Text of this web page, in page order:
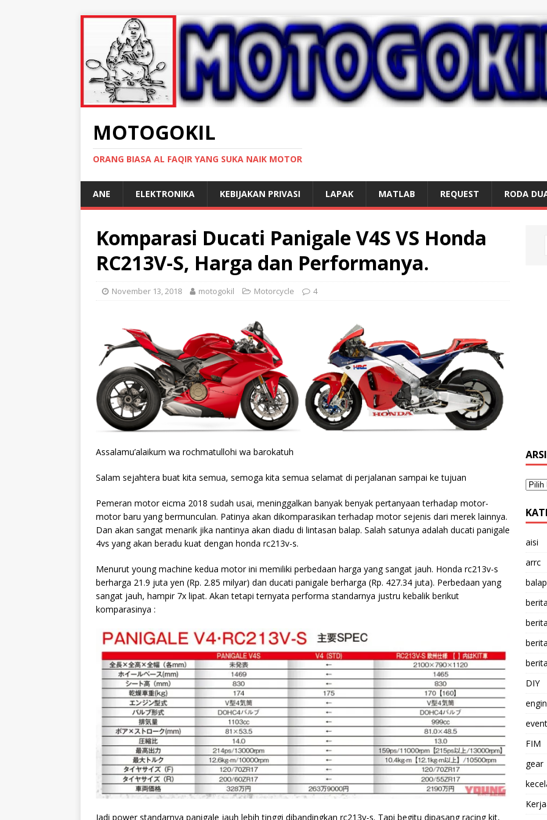
MOTOGOKIL
ORANG BIASA AL FAQIR YANG SUKA NAIK MOTOR
ANE ELEKTRONIKA KEBIJAKAN PRIVASI LAPAK MATLAB REQUEST RODA
Komparasi Ducati Panigale V4S VS Honda
RC213V-S, Harga dan Performanya.
November 13, 2018 motogokil Motorcycle 4
Assalamu’alaikum wa rochmatullohi wa barokatuh
Salam sejahtera buat kita semua, semoga kita semua selamat di perjalanan sampai ke tujuan
Pemeran motor eicma 2018 sudah usai, meninggalkan banyak benyak pertanyaan terhadap motor-
motor baru yang bermunculan. Patinya akan dikomparasikan terhadap motor sejenis dari merek lainnya.
Dan akan sangat menarik jika nantinya akan diadu di lintasan balap. Salah satunya adalah ducati panigale
4vs yang akan beradu kuat dengan honda rc213v-s.
Menurut young machine kedua motor ini memiliki perbedaan harga yang sangat jauh. Honda rc213v-s
berharga 21.9 juta yen (Rp. 2.85 milyar) dan ducati panigale berharga (Rp. 427.34 juta). Perbedaan yang
sangat jauh, hampir 7x lipat. Akan tetapi ternyata performa standarnya justru kebalik berikut
komparasinya :
Jadi power standarnya panigale jauh lebih tinggi dibandingkan rc213v-s. Tapi begitu dipasang racing kit,
aisi
arrc
DIY
FIM
gear